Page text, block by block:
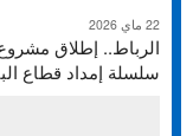
22 ماي 2026
الرباط.. إطلاق مشروع
سلسلة إمداد قطاع